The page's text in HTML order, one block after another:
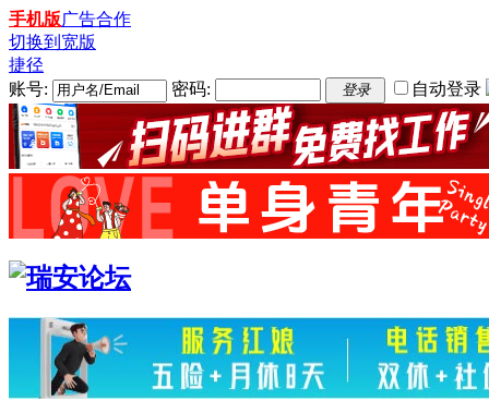
手机版广告合作
切换到宽版
捷径
账号:
密码: 登录 自动登录